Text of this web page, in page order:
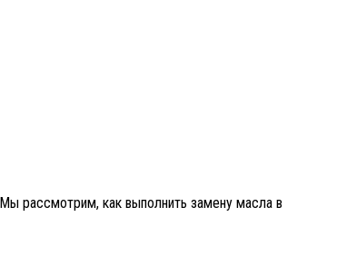
рассмотрим, как выполнить замену масла в